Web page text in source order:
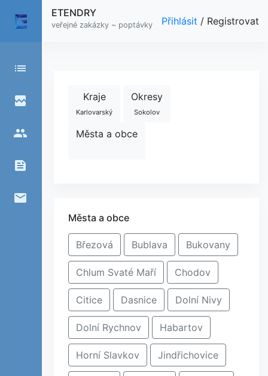
list
broken_image
people
feed
email
ETENDRY
veřejné zakázky ~ poptávky Přihlásit / Registrovat
Kraje
Karlovarský
Okresy
Sokolov
Města a obce
Města a obce
Březová Bublava Bukovany
Chlum Svaté Maří Chodov
Citice Dasnice Dolní Nivy
Dolní Rychnov Habartov
Horní Slavkov Jindřichovice